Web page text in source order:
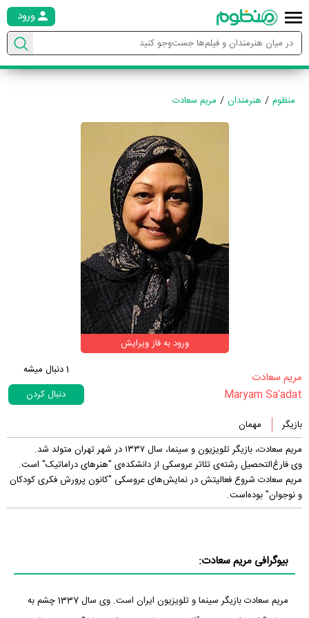
ورود
منظوم هنرمندان مریم سعادت
ورود به فاز ویرایش
‏مریم سعادت‏
Maryam Sa'adat
1دنبال میشه
دنبال کردن
بازیگر
مهمان
مریم سعادت، بازیگر تلویزیون و سینما، سال ۱۳۳۷ در شهر تهران متولد شد.
وی فارغ‌التحصیل رشته‌ی تئاتر عروسکی از دانشکده‌ی "هنرهای دراماتیک" است‌.
مریم سعادت شروع فعالیتش در نمایش‌های عروسکی "کانون پرورش فکری کودکان
و نوجوان" بوده‌است.
بیوگرافی مریم سعادت:
مریم سعادت بازیگر سینما و تلویزیون ایران است. وی سال 1337 چشم به